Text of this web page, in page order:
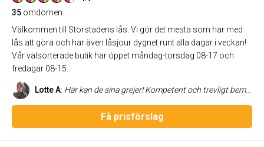
35 omdömen
Välkommen till Storstadens lås. Vi gör det mesta som har med
lås att göra och har även låsjour dygnet runt alla dagar i veckan!
Vår välsorterade butik har öppet måndag-torsdag 08-17 och
fredagar 08-15...
Lotte A: Här kan de sina grejer! Kompetent och trevligt bemötande.
Få prisförslag